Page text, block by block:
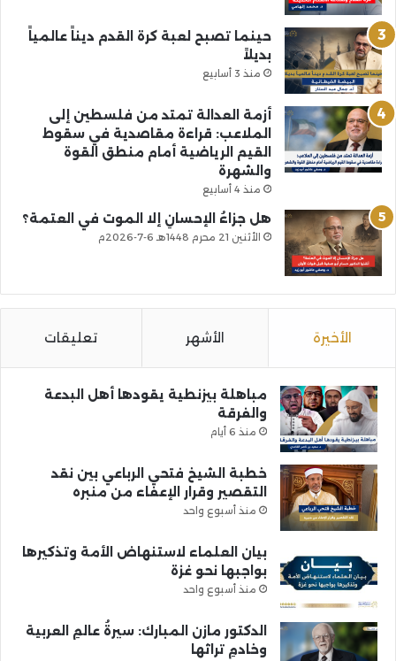
حينما تصبح لعبة كرة القدم ديناً عالمياً
بديلاً
منذ 3 أسابيع
أزمة العدالة تمتد من فلسطين إلى
الملاعب: قراءة مقاصدية في سقوط
القيم الرياضية أمام منطق القوة
والشهرة
منذ 4 أسابيع
هل جزاءُ الإحسانِ إلا الموت في العتمة؟
الأثنين 21 محرم 1448هـ 6-7-2026م
الأخيرة الأشهر تعليقات
مباهلة بيزنطية يقودها أهل البدعة
والفرقة
منذ 6 أيام
خطبة الشيخ فتحي الرباعي بين نقد
التقصير وقرار الإعفاء من منبره
منذ أسبوع واحد
بيان العلماء لاستنهاض الأمة وتذكيرها
بواجبها نحو غزة
منذ أسبوع واحد
الدكتور مازن المبارك: سيرةُ عالمِ العربية
وخادمِ تراثها